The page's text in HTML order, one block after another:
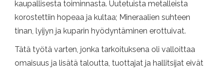
kaupallisesta toiminnasta. Uutetuista metalleista
korostettiin hopeaa ja kultaa; Mineraalien suhteen
tinan, lyijyn ja kuparin hyödyntäminen erottuivat.
Tätä työtä varten, jonka tarkoituksena oli valloittaa
omaisuus ja lisätä taloutta, tuottajat ja hallitsijat eivät